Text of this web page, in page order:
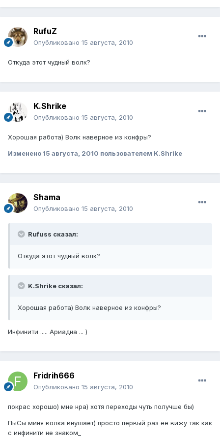
RufuZ
Опубликовано 15 августа, 2010
Откуда этот чудный волк?
K.Shrike
Опубликовано 15 августа, 2010
Хорошая работа) Волк наверное из конфры?
Изменено 15 августа, 2010 пользователем K.Shrike
Shama
Опубликовано 15 августа, 2010
Rufuss сказал:
Откуда этот чудный волк?
K.Shrike сказал:
Хорошая работа) Волк наверное из конфры?
Инфинити ..... Ариадна ... )
Fridrih666
Опубликовано 15 августа, 2010
покрас хорошо) мне нра) хотя переходы чуть получше бы)
ПыСы миня волка внушает) просто первый раз ее вижу так как
с инфинити не знаком_